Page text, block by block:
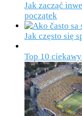
Jak zacząć
początek
Jak często się
Top 10